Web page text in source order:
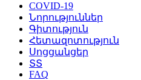
COVID-19
Նորություններ
Գիտություն
Հետազոտություն
Սոցցանցեր
ՏՏ
FAQ